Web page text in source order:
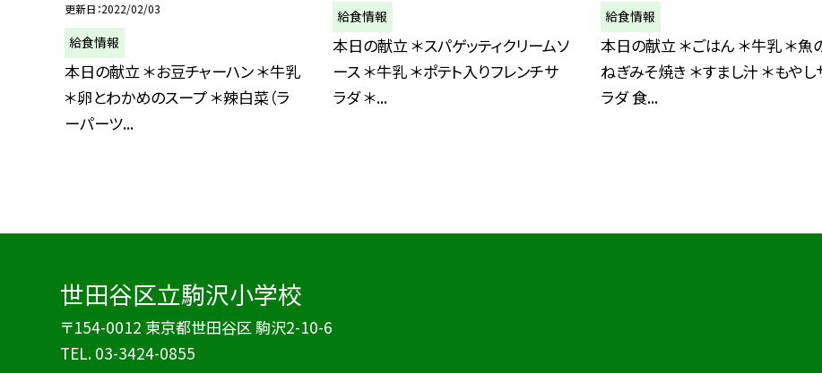
更新日 2022/02/03
給食情報
本日の献立 ＊お豆チャーハン ＊牛乳
＊卵とわかめのスープ ＊辣白菜（ラ
ーパーツ...
給食情報
本日の献立 ＊スパゲッティクリームソ
ース ＊牛乳 ＊ポテト入りフレンチサ
ラダ ＊...
給食情報
本日の献立 ＊ごはん ＊牛乳 ＊魚
ねぎみそ焼き ＊すまし汁 ＊もやし
ラダ 食...
世田谷区立駒沢小学校
〒154-0012 東京都世田谷区 駒沢2-10-6
TEL. 03-3424-0855